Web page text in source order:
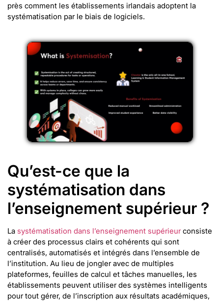
près comment les établissements irlandais adoptent la
systématisation par le biais de logiciels.
Qu’est-ce que la
systématisation dans
l’enseignement supérieur ?
La systématisation dans l’enseignement supérieurconsiste
à créer des processus clairs et cohérents qui sont
centralisés, automatisés et intégrés dans l’ensemble de
l’institution. Au lieu de jongler avec de multiples
plateformes, feuilles de calcul et tâches manuelles, les
établissements peuvent utiliser des systèmes intelligents
pour tout gérer, de l’inscription aux résultats académiques,